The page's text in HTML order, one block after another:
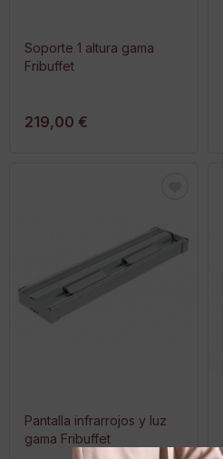
Soporte 1 altura gama
Fribuffet
219,00 €
Pantalla infrarrojos y luz
gama Fribuffet